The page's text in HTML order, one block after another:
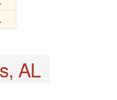
AL